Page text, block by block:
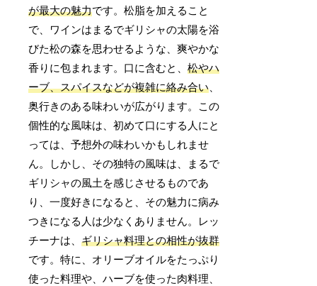
が最大の魅力です。松脂を加えること
で、ワインはまるでギリシャの太陽を浴
びた松の森を思わせるような、爽やかな
香りに包まれます。口に含むと、松やハ
ーブ、スパイスなどが複雑に絡み合い
奥行きのある味わいが広がります。この
個性的な風味は、初めて口にする人にと
っては、予想外の味わいかもしれませ
ん。しかし、その独特の風味は、まるで
ギリシャの風土を感じさせるものであ
り、一度好きになると、その魅力に病み
つきになる人は少なくありません。レッ
チーナは、ギリシャ料理との相性が抜群
です。特に、オリーブオイルをたっぷり
使った料理や、ハーブを使った肉料理、